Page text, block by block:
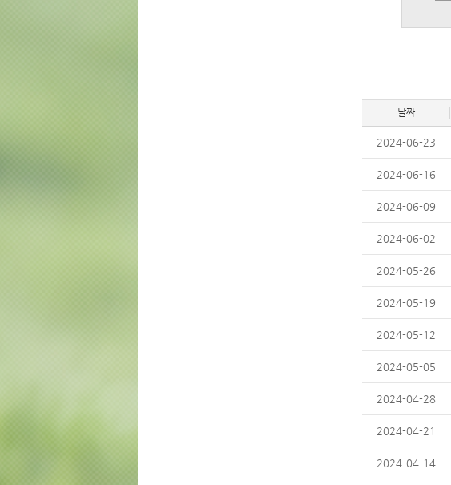
날짜
2024-06-23
2024-06-16
2024-06-09
2024-06-02
2024-05-26
2024-05-19
2024-05-12
2024-05-05
2024-04-28
2024-04-21
2024-04-14